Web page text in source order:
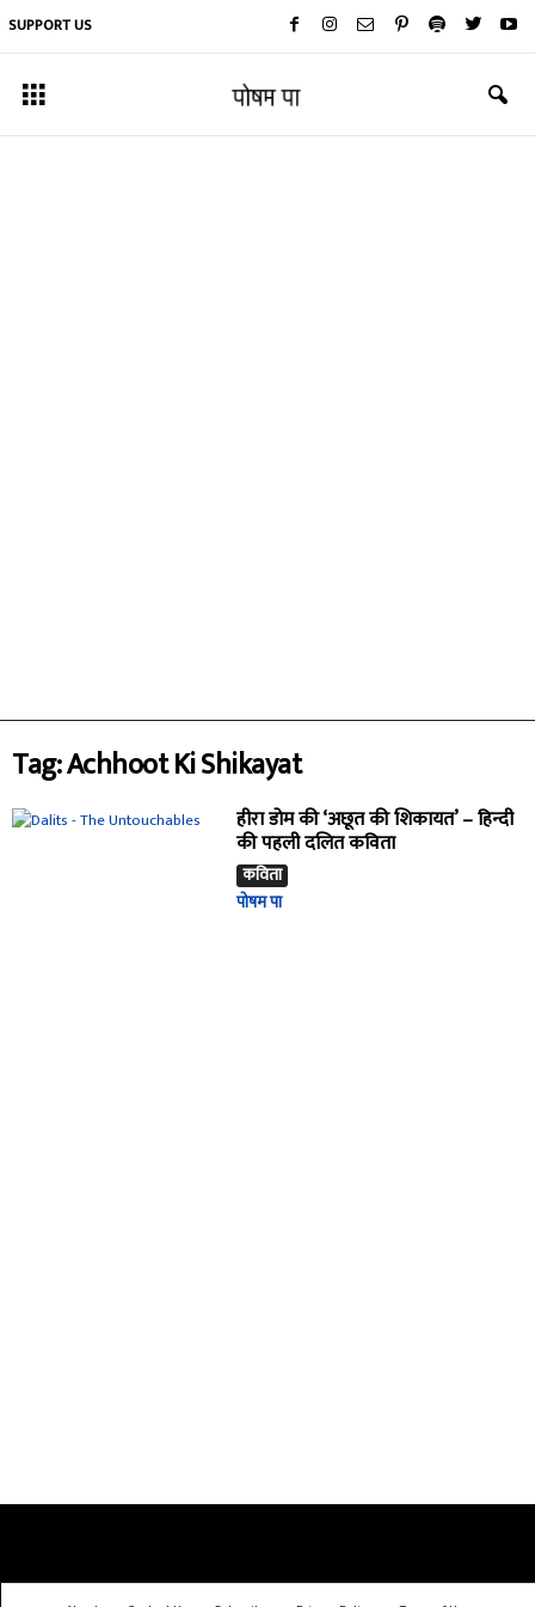
SUPPORT US
Tag: Achhoot Ki Shikayat
हीरा डोम की ‘अछूत की शिकायत’ – हिन्दी
की पहली दलित कविता
कविता
पोषम पा